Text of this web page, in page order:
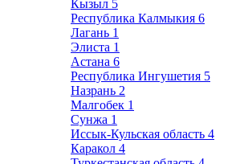
Кызыл 5
Республика Калмыкия 6
Лагань 1
Элиста 1
Астана 6
Республика Ингушетия 5
Назрань 2
Малгобек 1
Сунжа 1
Иссык-Кульская область 4
Каракол 4